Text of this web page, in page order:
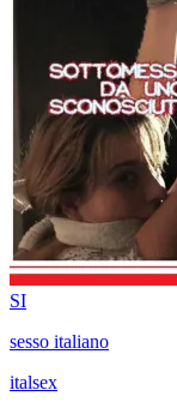
SI
sesso italiano
italsex